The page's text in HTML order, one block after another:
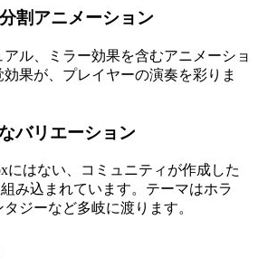
割アニメーション
ル、ミラー効果を含むアニメーショ
果が、プレイヤーの演奏を彩りま
バリエーション
にはない、コミュニティが作成した
み込まれています。テーマはホラ
ジーなど多岐に渡ります。